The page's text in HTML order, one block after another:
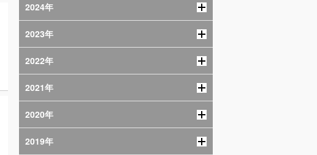
2024年
2023年
2022年
2021年
2020年
2019年